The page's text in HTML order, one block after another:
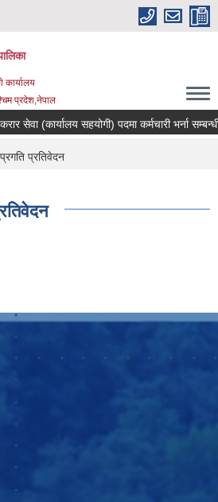
कार्यालय
प्रदेश,नेपाल
सेवा (कार्यालय सहयोगी) पदमा कर्मचारी भर्ना
प्रतिवेदन